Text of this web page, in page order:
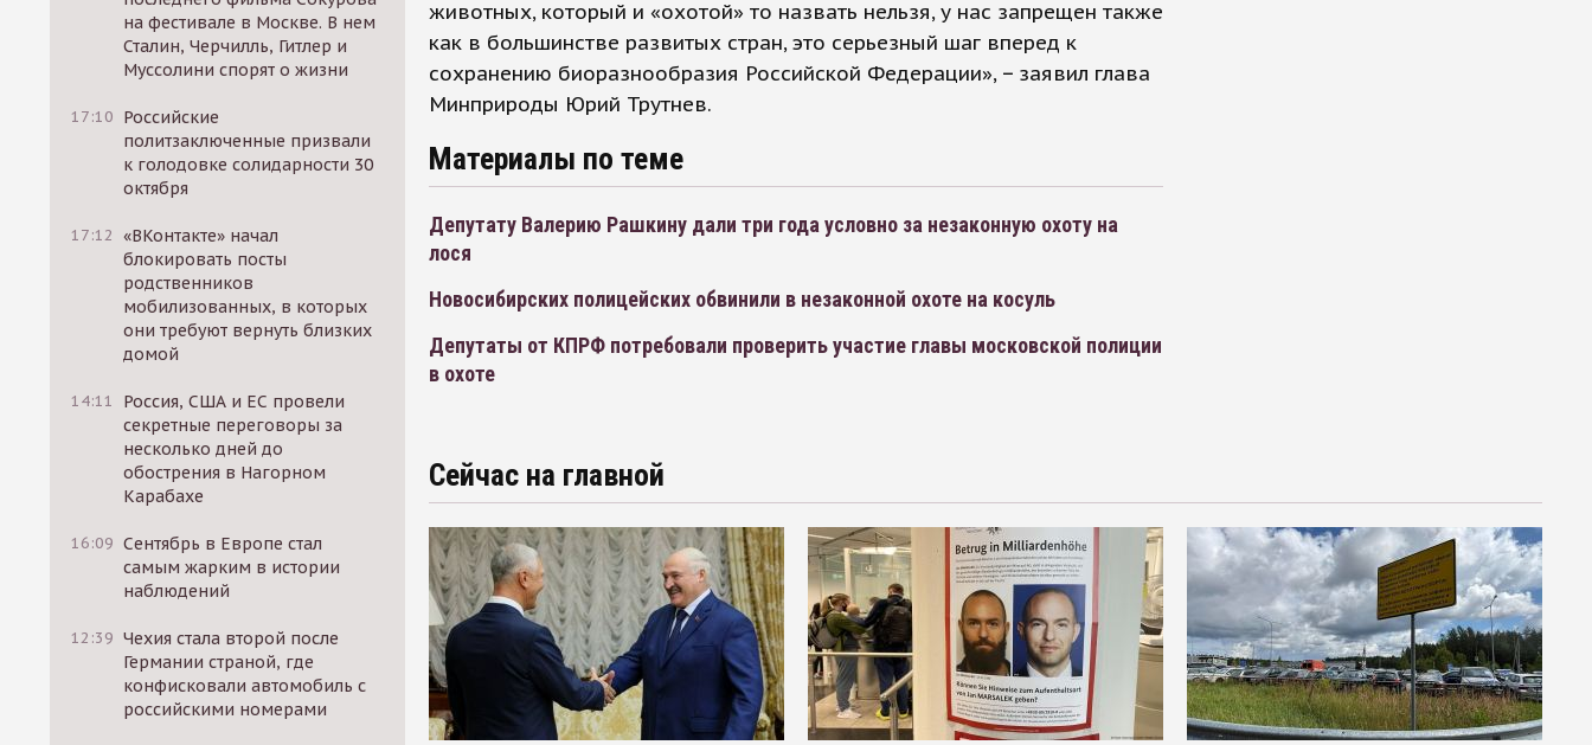
на фестивале в Москве. В нем
Сталин, Черчилль, Гитлер и
Муссолини спорят о жизни
17:10 Российские
политзаключенные призвали
к голодовке солидарности 30
октября
17:12 «ВКонтакте» начал
блокировать посты
родственников
мобилизованных, в которых
они требуют вернуть близких
домой
14:11
Россия, США и ЕС провели
секретные переговоры за
несколько дней до
обострения в Нагорном
Карабахе
16:09 Сентябрь в Европе стал
самым жарким в истории
наблюдений
12:39 Чехия стала второй после
Германии страной, где
конфисковали автомобиль с
российскими номерами
животных, который и «охотой» то назвать нельзя, у нас запрещен также
как в большинстве развитых стран, это серьезный шаг вперед к
сохранению биоразнообразия Российской Федерации», − заявил глава
Минприроды Юрий Трутнев.
Материалы по теме
Депутату Валерию Рашкину дали три года условно за незаконную охоту на
лося
Новосибирских полицейских обвинили в незаконной охоте на косуль
Депутаты от КПРФ потребовали проверить участие главы московской полиции
в охоте
Сейчас на главной